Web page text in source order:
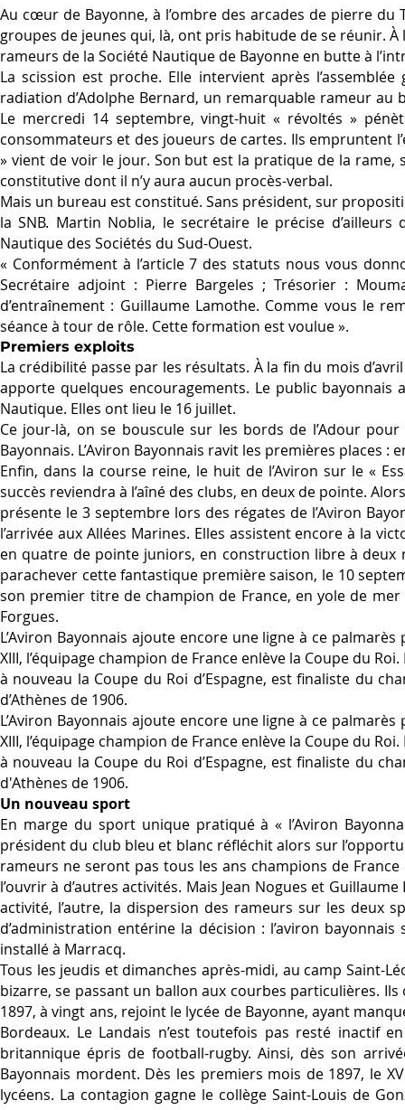
Au cœur de Bayonne, à l’ombre des arcades de pierre du
groupes de jeunes qui, là, ont pris habitude de se réunir.
rameurs de la Société Nautique de Bayonne en butte à
La scission est proche. Elle intervient après
radiation d’Adolphe Bernard, un remarquable rameur au
Le mercredi 14 septembre, vingt-huit « révoltés »
consommateurs et des joueurs de cartes. Ils empruntent
» vient de voir le jour. Son but est la pratique de la rame,
constitutive dont il n’y aura aucun procès-verbal.
Mais un bureau est constitué. Sans président, sur
la SNB. Martin Noblia, le secrétaire le précise
Nautique des Sociétés du Sud-Ouest.
« Conformément à l’article 7 des statuts nous vous
Secrétaire adjoint : Pierre Bargeles ; Trésorier :
d’entraînement : Guillaume Lamothe. Comme vous le
séance à tour de rôle. Cette formation est voulue ».
Premiers exploits
La crédibilité passe par les résultats. À la fin du mois
apporte quelques encouragements. Le public
Nautique. Elles ont lieu le 16 juillet.
Ce jour-là, on se bouscule sur les bords de l’Adour
Bayonnais. L’Aviron Bayonnais ravit les premières places
Enfin, dans la course reine, le huit de l’Aviron sur le «
succès reviendra à l’aîné des clubs, en deux de pointe.
présente le 3 septembre lors des régates de l’Aviron
l’arrivée aux Allées Marines. Elles assistent encore à la
en quatre de pointe juniors, en construction libre à
parachever cette fantastique première saison, le 10
son premier titre de champion de France, en yole de
Forgues.
L’Aviron Bayonnais ajoute encore une ligne à ce
XIII, l’équipage champion de France enlève la Coupe du
à nouveau la Coupe du Roi d’Espagne, est finaliste du
d’Athènes de 1906.
L’Aviron Bayonnais ajoute encore une ligne à ce
XIII, l’équipage champion de France enlève la Coupe du
à nouveau la Coupe du Roi d’Espagne, est finaliste du
d'Athènes de 1906.
Un nouveau sport
En marge du sport unique pratiqué à « l’Aviron
président du club bleu et blanc réfléchit alors sur
rameurs ne seront pas tous les ans champions de
l’ouvrir à d’autres activités. Mais Jean Nogues et
activité, l’autre, la dispersion des rameurs sur les deux
d’administration entérine la décision : l’aviron
installé à Marracq.
Tous les jeudis et dimanches après-midi, au camp Saint-
bizarre, se passant un ballon aux courbes particulières.
1897, à vingt ans, rejoint le lycée de Bayonne, ayant
Bordeaux. Le Landais n’est toutefois pas resté inactif
britannique épris de football-rugby. Ainsi, dès son
Bayonnais mordent. Dès les premiers mois de 1897, le
lycéens. La contagion gagne le collège Saint-Louis de